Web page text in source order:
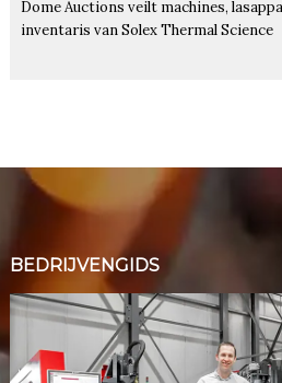
Dome Auctions veilt machines,
inventaris van Solex Thermal Science
BEDRIJVENGIDS